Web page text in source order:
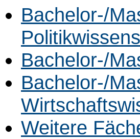
Bachelor-/
Bachelor-/
Bachelor-/
Weitere